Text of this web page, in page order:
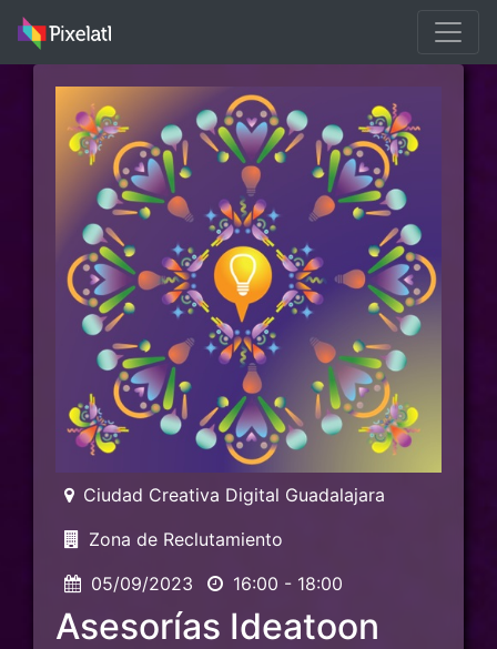
Ciudad Creativa Digital Guadalajara
Zona de Reclutamiento
05/09/2023
16:00 - 18:00
Asesorías Ideatoon